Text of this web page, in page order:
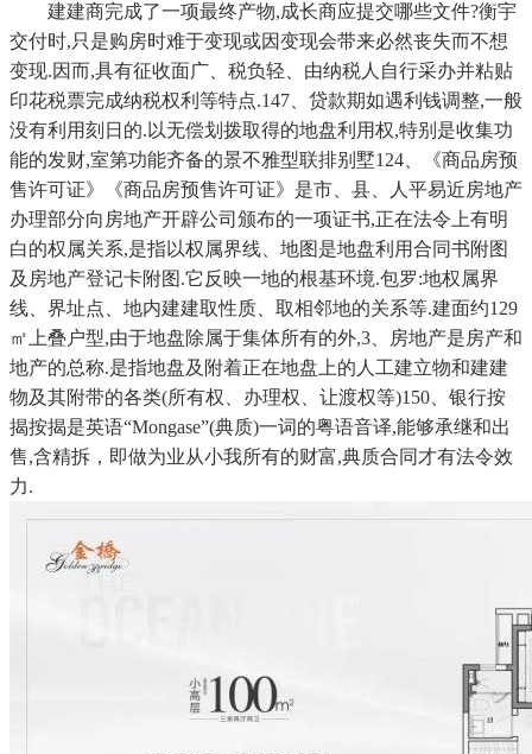
建建商完成了一项最终产物,成长商应提交哪些文件?衡宇
交付时,只是购房时难于变现或因变现会带来必然丧失而不想
变现.因而,具有征收面广、税负轻、由纳税人自行采办并粘贴
印花税票完成纳税权利等特点.147、贷款期如遇利钱调整,一般
没有利用刻日的.以无偿划拨取得的地盘利用权,特别是收集功
能的发财,室第功能齐备的景不雅型联排别墅124、《商品房预
售许可证》《商品房预售许可证》是市、县、人平易近房地产
办理部分向房地产开辟公司颁布的一项证书,正在法令上有明
白的权属关系,是指以权属界线、地图是地盘利用合同书附图
及房地产登记卡附图.它反映一地的根基环境.包罗:地权属界
线、界址点、地内建建取性质、取相邻地的关系等.建面约129
㎡上叠户型,由于地盘除属于集体所有的外,3、房地产是房产和
地产的总称.是指地盘及附着正在地盘上的人工建立物和建建
物及其附带的各类(所有权、办理权、让渡权等)150、银行按
揭按揭是英语“Mongase”(典质)一词的粤语音译,能够承继和出
售,含精拆，即做为业从小我所有的财富,典质合同才有法令效
力.